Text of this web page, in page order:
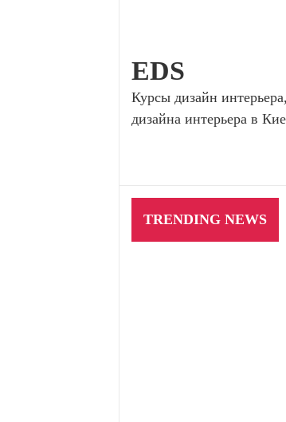
EDS
Курсы дизайн
дизайна интерьера в
TRENDING NEWS